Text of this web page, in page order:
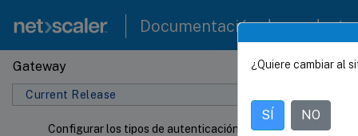
Documentación de
Gateway
Current Release
Configurar los tipos de autenticación
Este
¿Quiere cambiar al
SÍ NO